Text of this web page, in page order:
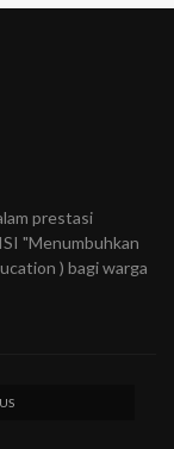
prestasi
"Menumbuhkan
) bagi warga